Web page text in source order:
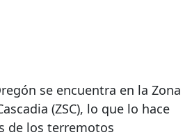
se encuentra en la Zona
(ZSC), lo que lo hace
de los terremotos